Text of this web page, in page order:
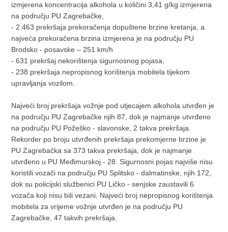
izmjerena koncentracija alkohola u količini 3,41 g/kg izmjerena
na području PU Zagrebačke,
- 2.463 prekršaja prekoračenja dopuštene brzine kretanja, a
najveća prekoračena brzina izmjerena je na području PU
Brodsko - posavske – 251 km/h
- 631 prekršaj nekorištenja sigurnosnog pojasa,
- 238 prekršaja nepropisnog korištenja mobitela tijekom
upravljanja vozilom.
Najveći broj prekršaja vožnje pod utjecajem alkohola utvrđen je
na području PU Zagrebačke njih 87, dok je najmanje utvrđeno
na području PU Požeško - slavonske, 2 takva prekršaja.
Rekorder po broju utvrđenih prekršaja prekomjerne brzine je
PU Zagrebačka sa 373 takva prekršaja, dok je najmanje
utvrđeno u PU Međimurskoj - 28. Sigurnosni pojas najviše nisu
koristili vozači na području PU Splitsko - dalmatinske, njih 172,
dok su policijski službenici PU Ličko - senjske zaustavili 6
vozača koji nisu bili vezani. Najveći broj nepropisnog korištenja
mobitela za vrijeme vožnje utvrđen je na području PU
Zagrebačke, 47 takvih prekršaja.